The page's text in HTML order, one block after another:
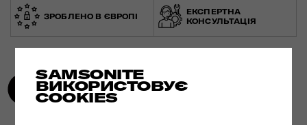
SAMSONITE
ВИКОРИСТОВУЄ
COOKIES
ЗРОБЛЕНО В ЄВРОПІ
ЕКСПЕРТНА
КОНСУЛЬТАЦІЯ